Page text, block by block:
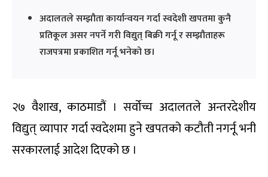
अदालतले सम्झौता कार्यान्वयन गर्दा स्वदेशी खपतमा कुनै
प्रतिकूल असर नपर्ने गरी विद्युत् बिक्री गर्नू र सम्झौताहरू
राजपत्रमा प्रकाशित गर्नू भनेको छ।
२७ वैशाख, काठमाडौं । सर्वोच्च अदालतले अन्तरदेशीय
विद्युत् व्यापार गर्दा स्वदेशमा हुने खपतको कटौती नगर्नू भनी
सरकारलाई आदेश दिएको छ ।